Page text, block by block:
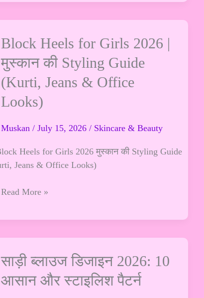
Block Heels for Girls 2026 |
मुस्कान की Styling Guide
(Kurti, Jeans & Office
Looks)
Muskan/July 15, 2026/ Skincare & Beauty
Block
for
Girls
2026
|
की
Styling
Guide
Jeans
Read More »
साड़ी ब्लाउज डिजाइन 2026: 10
आसान और स्टाइलिश पैटर्न
साड़ी
ब्लाउज
डिजाइन